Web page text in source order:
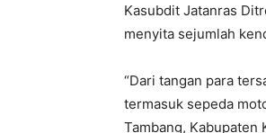
Kasubdit Jatanras
menyita sejumlah
“Dari tangan para
termasuk sepeda
Tambang, Kabupaten